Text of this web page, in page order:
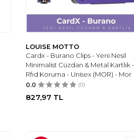
LOUISE MOTTO
Cardx - Burano Clips - Yeni Nesil
Minimalist Cüzdan & Metal Kartlık -
Rfıd Koruma - Unisex (MOR) - Mor
0.0 (0)
827,97 TL